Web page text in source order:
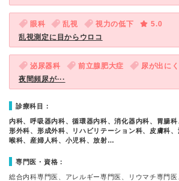
眼科 乱視 視力の低下
5.0
乱視測定に目からウロコ
泌尿器科 前立腺肥大症 尿が出に
夜間頻尿が···
診療科目：
内科、呼吸器内科、循環器内科、消化器内科、胃腸
形外科、形成外科、リハビリテーション科、皮膚科
喉科、産婦人科、小児科、放射…
専門医・資格：
総合内科専門医、アレルギー専門医、リウマチ専門